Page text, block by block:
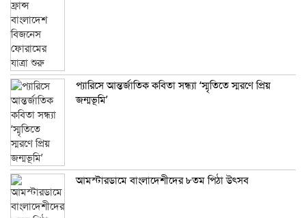
প্যারিসে আন্তর্জাতিক কবিতা সন্ধ্যা ‘স্মৃতিতে স্মরণে প্রিয়
জন্মভূমি’
আমস্টারডামে বাংলাদেশীদের ৮তম পিঠা উৎসব